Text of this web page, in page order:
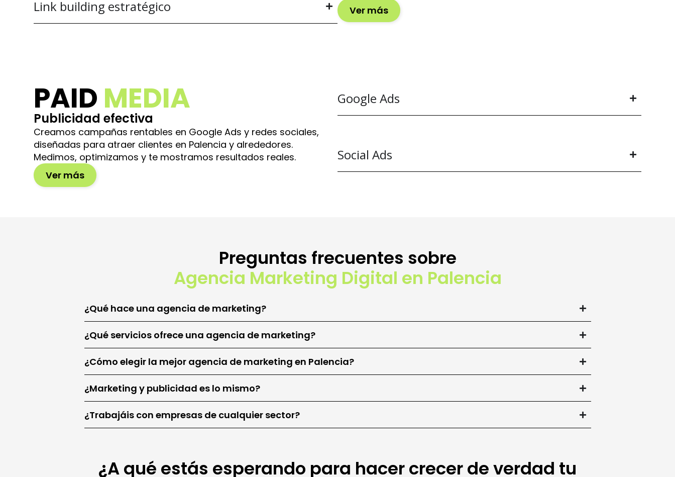
Link building estratégico
Ver más
PAID MEDIA
Publicidad efectiva
Creamos campañas rentables en Google Ads y redes sociales,
diseñadas para atraer clientes en Palencia y alrededores.
Medimos, optimizamos y te mostramos resultados reales.
Ver más
Google Ads
Social Ads
Preguntas frecuentes sobre
Agencia Marketing Digital en Palencia
¿Qué hace una agencia de marketing?
¿Qué servicios ofrece una agencia de marketing?
¿Cómo elegir la mejor agencia de marketing en Palencia?
¿Marketing y publicidad es lo mismo?
¿Trabajáis con empresas de cualquier sector?
¿A qué estás esperando para hacer crecer de verdad tu